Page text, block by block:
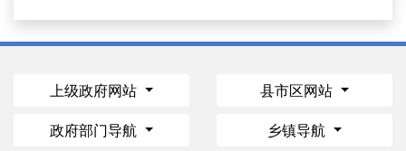
上级政府网站 县市区网站
政府部门导航 乡镇导航